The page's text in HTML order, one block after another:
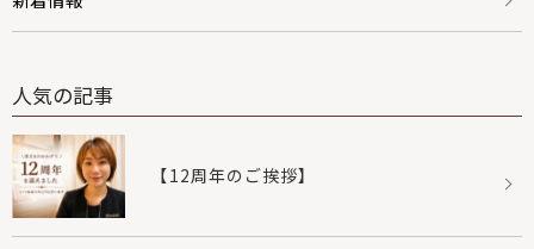
人気の記事
【12周年のご挨拶】